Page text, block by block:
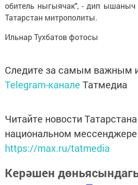
обитель ныгыячак", - дип
Татарстан митрополиты.
Ильнар Тухбатов фотосы
Следите за самым важным
Telegram-канале Татмедиа
Читайте новости
национальном
https://max.ru/tatmedia
Керәшен